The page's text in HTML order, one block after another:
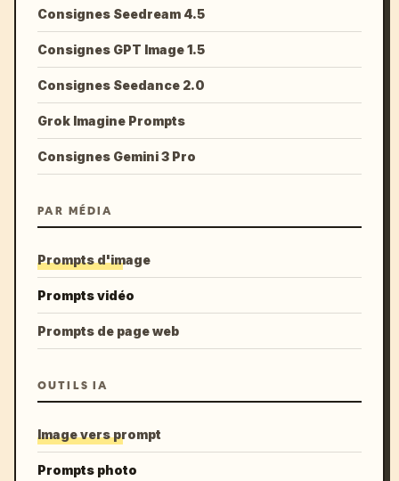
Consignes Seedream 4.5
Consignes GPT Image 1.5
Consignes Seedance 2.0
Grok Imagine Prompts
Consignes Gemini 3 Pro
PAR MÉDIA
Prompts d'image
Prompts vidéo
Prompts de page web
OUTILS IA
Image vers prompt
Prompts photo